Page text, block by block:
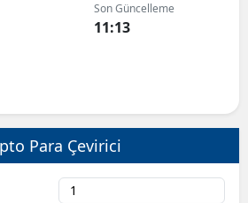
Antalya
Son Güncelleme
11:13
Para Çevirici